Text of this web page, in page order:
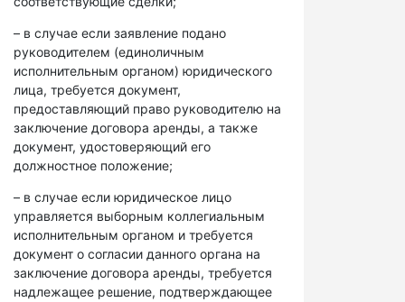
– в случае если заявление подано
руководителем (единоличным
исполнительным органом) юридического
лица, требуется документ,
предоставляющий право руководителю на
заключение договора аренды, а также
документ, удостоверяющий его
должностное положение;
– в случае если юридическое лицо
управляется выборным коллегиальным
исполнительным органом и требуется
документ о согласии данного органа на
заключение договора аренды, требуется
надлежащее решение, подтверждающее